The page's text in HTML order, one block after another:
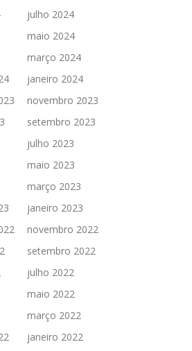
julho 2024
maio 2024
março 2024
janeiro 2024
novembro 2023
setembro 2023
julho 2023
maio 2023
março 2023
janeiro 2023
novembro 2022
setembro 2022
julho 2022
maio 2022
março 2022
janeiro 2022